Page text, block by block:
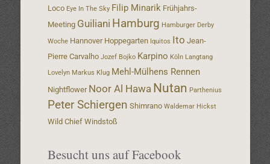
Loco Eye In The Sky Filip Minarik Frühjahrs-
Meeting Guiliani Hamburg Hamburger Derby
Woche Hannover Hoppegarten Iquitos Ito Jean-
Pierre Carvalho Jozef Bojko Karpino Köln Langtang
Lovelyn Markus Klug Mehl-Mülhens Rennen
Nightflower Noor Al Hawa Nutan Parthenius
Peter Schiergen Shimrano Waldemar Hickst
Wild Chief Windstoß
Besucht uns auf Facebook